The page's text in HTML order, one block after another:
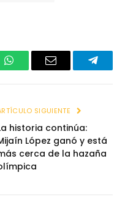
WhatsAppEmail
SIGUIENTE
historia continúa:
López ganó y está
cerca de la hazaña